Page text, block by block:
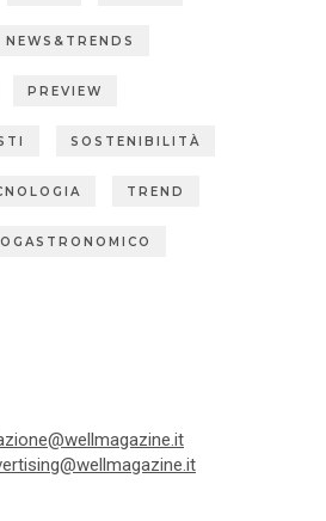
NEWS&TRENDS
PREVIEW
SOSTENIBILITÀ
TREND